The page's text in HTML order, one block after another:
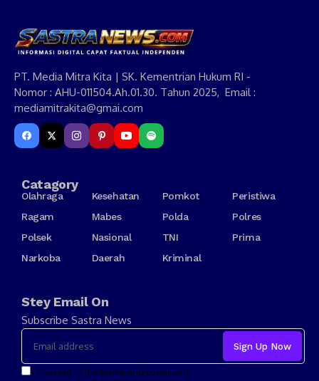
PT. Media Mitra Kita | SK. Kementrian Hukum RI -
Nomor : AHU-011504.Ah.01.30. Tahun 2025, Email :
mediamitrakita@gmai.com
Catagory
Olahraga Kesehatan Pomkot
Peristiwa
Ragam
Mabes Polda
Polres
Polsek
Nasional TNI
Prima
Narkoba
Daerah Kriminal
Stey Email On
Subscribe Sastra News
I consent to the terms and conditions